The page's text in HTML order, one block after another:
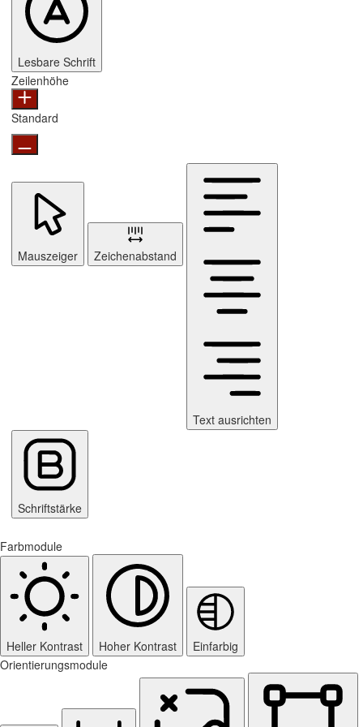
Lesbare Schrift
Zeilenhöhe
Standard
Mauszeiger Zeichenabstand
Text ausrichten
Schriftstärke
Farbmodule
Heller Kontrast Hoher Kontrast
Einfarbig
Orientierungsmodule